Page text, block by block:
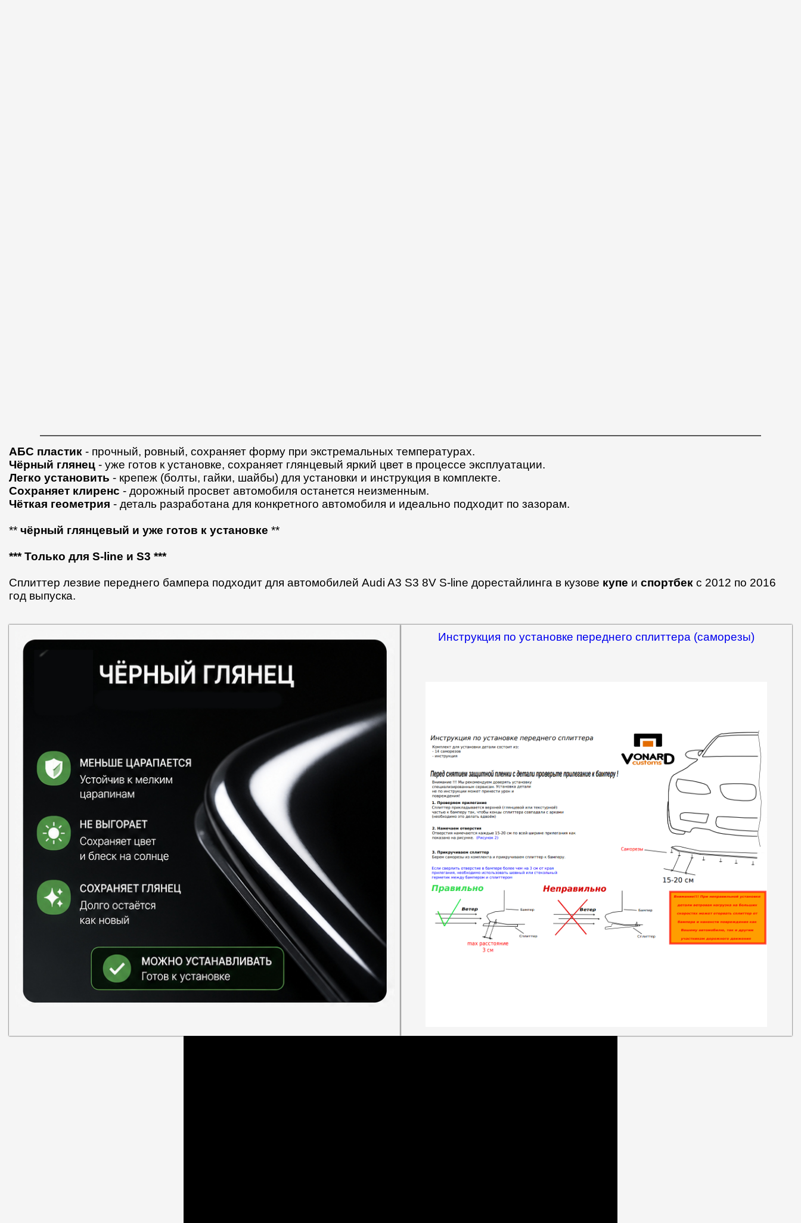
АБС пластик - прочный, ровный, сохраняет форму при экстремальных температурах.
Чёрный глянец - уже готов к установке, сохраняет глянцевый яркий цвет в процессе эксплуатации.
Легко установить - крепеж (болты, гайки, шайбы) для установки и инструкция в комплекте.
Сохраняет клиренс - дорожный просвет автомобиля останется неизменным.
Чёткая геометрия - деталь разработана для конкретного автомобиля и идеально подходит по зазорам.
** чёрный глянцевый и уже готов к установке **
*** Только для S-line и S3 ***
Сплиттер лезвие переднего бампера подходит для автомобилей Audi A3 S3 8V S-line дорестайлинга в кузове купе и спортбек с 2012 по 2016
год выпуска.
Инструкция по установке переднего сплиттера (саморезы)